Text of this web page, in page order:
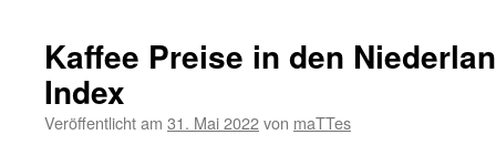
Kaffee Preise in den
Index
Veröffentlicht am 31. Mai 2022von maTTes